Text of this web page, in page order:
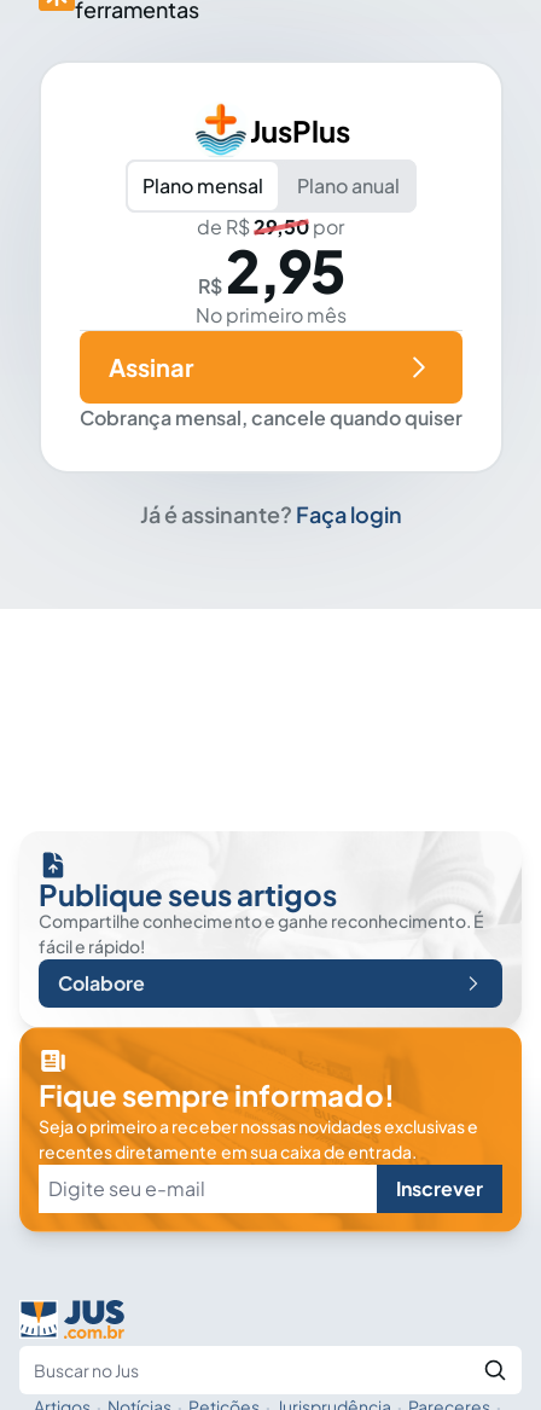
ferramentas
JusPlus
Plano mensal
Plano anual
de R$29,50por
R$ 2,95
No primeiro mês
Cobrança mensal, cancele quando quiser
Assinar
Já é assinante? Faça login
Publique seus artigos
Compartilhe conhecimento e ganhe reconhecimento. É
fácil e rápido!
Colabore
Fique sempre informado!
Seja o primeiro a receber nossas novidades exclusivas e
recentes diretamente em sua caixa de entrada.
Inscrever